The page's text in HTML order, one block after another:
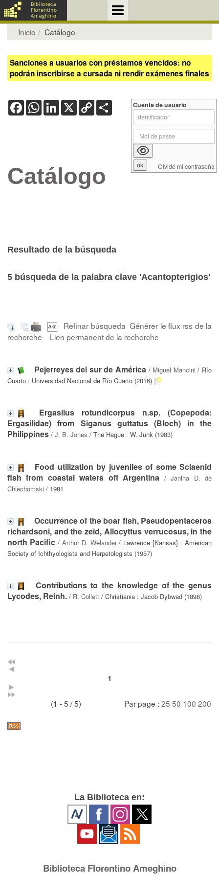
Inicio Catálogo
Sanciones a usuarios con préstamos vencidos: no
podrán inscribirse a cursada ni rendir exámenes finales
FacebookWhatsApp
LinkedIn
X Copy
Link
Catálogo
Resultado de la búsqueda
5 búsqueda de la palabra clave 'Acantopterigios'
Refinar búsqueda Générer le flux rss de la
recherche
Lien permanent de la recherche
Pejerreyes del sur de América / Miguel Mancini / Río
Cuarto : Universidad Nacional de Río Cuarto (2016)
Ergasilus rotundicorpus n.sp. (Copepoda:
Ergasilidae) from Siganus guttatus (Bloch) in the
Philippines / J. B. Jones / The Hague : W. Junk (1983)
Food utilization by juveniles of some Sciaenid
fish from coastal waters off Argentina /Janina D. de
Chiechomski / 1981
Occurrence of the boar fish, Pseudopentaceros
richardsoni, and the zeid, Allocyttus verrucosus, in the
north Pacific/ Arthur D. Welander/ Lawrence [Kansas] : American
Society of Ichthyologists and Herpetologists (1957)
Contributions to the knowledge of the genus
Lycodes, Reinh. / R. Collett / Christiania : Jacob Dybwad (1898)
1
(1 - 5 / 5) Par page : 25 50 100 200
Cuenta de usuario
Olvidé mi contraseña
La Biblioteca en:
Biblioteca Florentino Ameghino